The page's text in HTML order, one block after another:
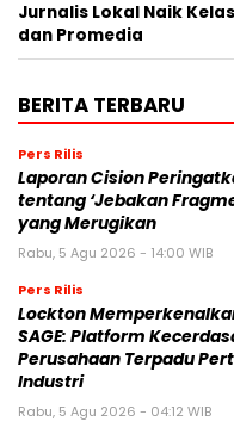
Jurnalis Lokal Naik
dan Promedia
BERITA TERBARU
Pers Rilis
Laporan Cision
tentang ‘Jebakan
yang Merugikan
Rabu, 5 Agu 2026 - 14:00 WIB
Pers Rilis
Lockton
SAGE: Platform
Perusahaan Terpadu
Industri
Rabu, 5 Agu 2026 - 04:12 WIB